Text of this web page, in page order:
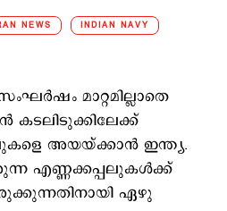
NEWS INDIAN NAVY
മാറ്റമില്ലാതെ
കടലിടുക്കിലേക്ക്
അയയ്ക്കാന്‍ ഇന്ത്യ.
എണ്ണക്കപ്പലുകള്‍ക്ക്
ഏഴു